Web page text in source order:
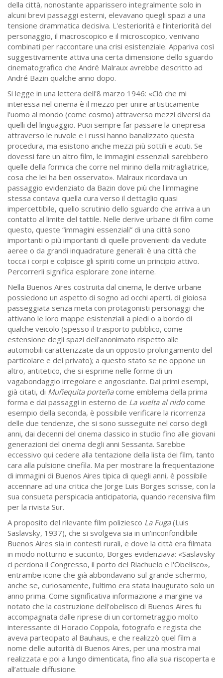
della città, nonostante apparissero integralmente solo in
alcuni brevi passaggi esterni, elevavano quegli spazi a una
tensione drammatica decisiva. L'esteriorità e l’interiorità del
personaggio, il macroscopico e il microscopico, venivano
combinati per raccontare una crisi esistenziale. Appariva così
suggestivamente attiva una certa dimensione dello sguardo
cinematografico che André Malraux avrebbe descritto ad
André Bazin qualche anno dopo.
Si legge in una lettera dell'8 marzo 1946: «Ciò che mi
interessa nel cinema è il mezzo per unire artisticamente
l'uomo al mondo (come cosmo) attraverso mezzi diversi da
quelli del linguaggio. Puoi sempre far passare la cinepresa
attraverso le nuvole e i russi hanno banalizzato questa
procedura, ma esistono anche mezzi più sottili e acuti. Se
dovessi fare un altro film, le immagini essenziali sarebbero
quelle della formica che corre nel mirino della mitragliatrice,
cosa che lei ha ben osservato». Malraux ricordava un
passaggio evidenziato da Bazin dove più che l'immagine
stessa contava quella cura verso il dettaglio quasi
impercettibile, quello scrutinio dello sguardo che arriva a un
contatto al limite del tattile. Nelle derive urbane di film come
questo, queste “immagini essenziali” di una città sono
importanti o più importanti di quelle provenienti da vedute
aeree o da grandi inquadrature generali: è una città che
tocca i corpi e colpisce gli spiriti come un principio attivo.
Percorrerli significa esplorare zone interne.
Nella Buenos Aires costruita dal cinema, le derive urbane
possiedono un aspetto di sogno ad occhi aperti, di gioiosa
passeggiata senza meta con protagonisti personaggi che
attivano le loro mappe esistenziali a piedi o a bordo di
qualche veicolo (spesso il trasporto pubblico, come
estensione degli spazi dell'anonimato rispetto alle
automobili caratterizzate da un opposto prolungamento del
particolare e del privato); a questo stato se ne oppone un
altro, antitetico, che si esprime nelle forme di un
vagabondaggio irregolare e angosciante. Dai primi esempi,
già citati, di Muñequita porteñacome emblema della prima
forma e dai passaggi in esterno de La vuelta al nidocome
esempio della seconda, è possibile verificare la ricorrenza
delle due tendenze, che si sono susseguite nel corso degli
anni, dai decenni del cinema classico in studio fino alle giovani
generazioni del cinema degli anni Sessanta. Sarebbe
eccessivo qui cedere alla tentazione della lista dei film, tanto
cara alla pulsione cinefila. Ma per mostrare la frequentazione
di immagini di Buenos Aires tipica di quegli anni, è possibile
accennare ad una critica che Jorge Luis Borges scrisse, con la
sua consueta perspicacia anticipatoria, quando recensiva film
per la rivista Sur.
A proposito del rilevante film poliziesco La Fuga(Luis
Saslavsky, 1937), che si svolgeva sia in un'inconfondibile
Buenos Aires sia in contesti rurali, e dove la città era filmata
in modo notturno e succinto, Borges evidenziava: «Saslavsky
ci perdona il Congresso, il porto del Riachuelo e l'Obelisco»,
entrambe icone che già abbondavano sul grande schermo,
anche se, curiosamente, l'ultimo era stata inaugurato solo un
anno prima. Come significativa informazione a margine va
notato che la costruzione dell'obelisco di Buenos Aires fu
accompagnata dalle riprese di un cortometraggio molto
interessante di Horacio Coppola, fotografo e regista che
aveva partecipato al Bauhaus, e che realizzò quel film a
nome delle autorità di Buenos Aires, per una mostra mai
realizzata e poi a lungo dimenticata, fino alla sua riscoperta e
all’attuale diffusione.